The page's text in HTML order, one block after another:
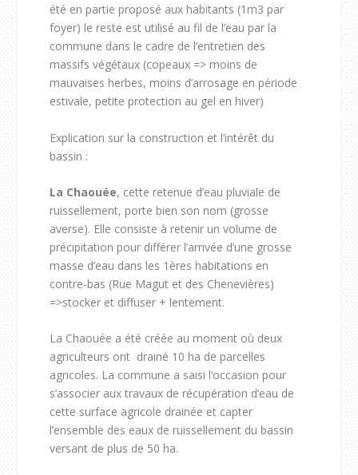
été en partie proposé aux habitants (1m3 par
foyer) le reste est utilisé au fil de l’eau par la
commune dans le cadre de l’entretien des
massifs végétaux (copeaux => moins de
mauvaises herbes, moins d’arrosage en période
estivale, petite protection au gel en hiver)
Explication sur la construction et l’intérêt du
bassin :
La Chaouée, cette retenue d’eau pluviale de
ruissellement, porte bien son nom (grosse
averse). Elle consiste à retenir un volume de
précipitation pour différer l’arrivée d’une grosse
masse d’eau dans les 1 ères habitations en
contre-bas (Rue Magut et des Chenevières)
=>stocker et diffuser + lentement.
La Chaouée a été créée au moment où deux
agriculteurs ont drainé 10 ha de parcelles
agricoles. La commune a saisi l’occasion pour
s’associer aux travaux de récupération d’eau de
cette surface agricole drainée et capter
l’ensemble des eaux de ruissellement du bassin
versant de plus de 50 ha.